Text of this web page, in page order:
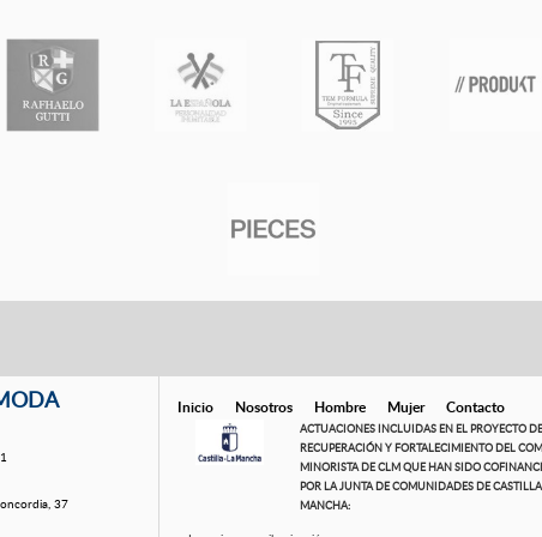
37
Inicio Nosotros Hombre Mujer Contacto
ACTUACIONES INCLUIDAS EN EL PROYECTO
RECUPERACIÓN Y FORTALECIMIENTO DEL
MINORISTA DE CLM QUE HAN SIDO
POR LA JUNTA DE COMUNIDADES DE
MANCHA: